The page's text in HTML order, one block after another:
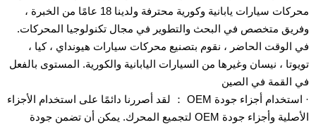
محركات سيارات يابانية وكورية محترفة ولدينا 18 عامًا من الخبرة ،
وفريق متخصص في البحث والتطوير في مجال تكنولوجيا المحركات.
في الوقت الحاضر ، نقوم بتصنيع محركات سيارات هيونداي ، كيا ،
تويوتا ، نيسان وغيرها من السيارات اليابانية والكورية. المستوى بالفعل
في القمة في الصين
· استخدام أجزاء جودة OEM ： لقد أصررنا دائمًا على استخدام الأجزاء
الأصلية وأجزاء جودة OEM لتجميع المحرك. يمكن أن تضمن جودة